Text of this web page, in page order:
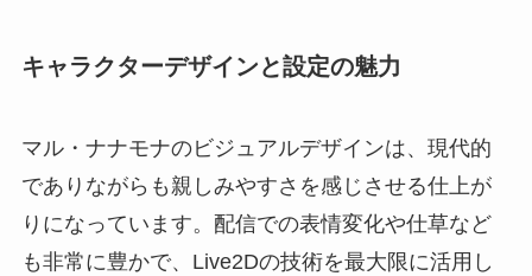
キャラクターデザインと設定の魅力
マル・ナナモナのビジュアルデザインは、現代的
でありながらも親しみやすさを感じさせる仕上が
りになっています。配信での表情変化や仕草など
も非常に豊かで、Live2Dの技術を最大限に活用し